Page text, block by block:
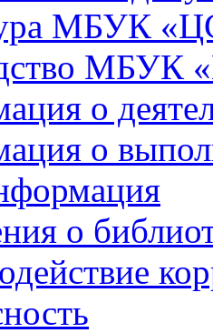
МБУК
МБУК
о
о
о